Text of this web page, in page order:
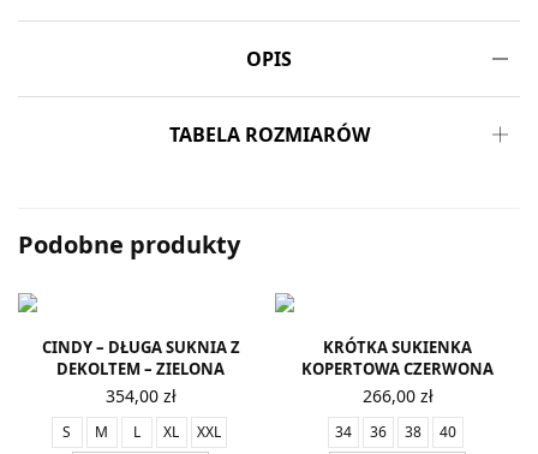
OPIS
TABELA ROZMIARÓW
Podobne produkty
CINDY – DŁUGA SUKNIA Z
DEKOLTEM – ZIELONA
354,00 zł
S M L XL
XXL
KRÓTKA SUKIENKA
KOPERTOWA CZERWONA
266,00 zł
34 36 38
40